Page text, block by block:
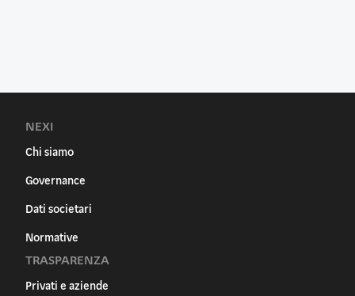
NEXI
Chi siamo
Governance
Dati societari
Normative
TRASPARENZA
Privati e aziende